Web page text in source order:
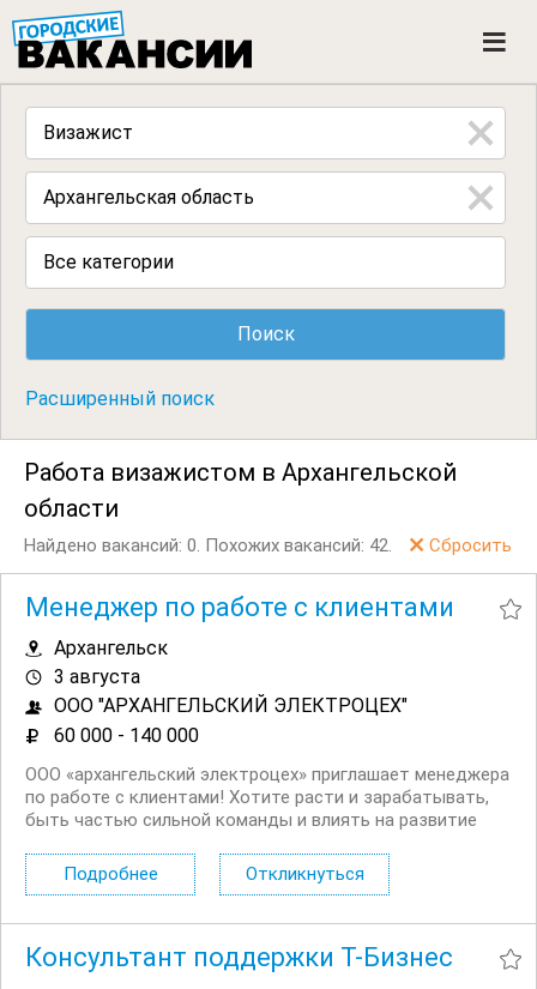
n
Все категории
Расширенный поиск
Работа визажистом в Архангельской
области
Найдено вакансий: 0. Похожих вакансий: 42. Сбросить
Менеджер по работе с клиентами
Архангельск
3 августа
ООО "АРХАНГЕЛЬСКИЙ ЭЛЕКТРОЦЕХ"
60 000 - 140 000
ООО «архангельский электроцех» приглашает менеджера
по работе с клиентами! Хотите расти и зарабатывать,
быть частью сильной команды и влиять на развитие
нацеленного на результат специалиста, который станет
связующим звеном между нашим...
Подробнее Откликнуться
Консультант поддержки Т-Бизнес